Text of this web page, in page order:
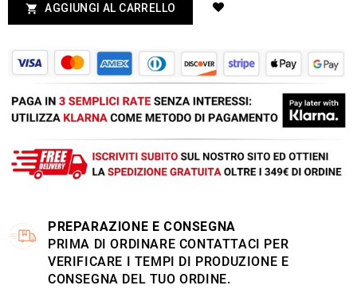
 AGGIUNGI AL CARRELLO
PREPARAZIONE E CONSEGNA
PRIMA DI ORDINARE CONTATTACI PER
VERIFICARE I TEMPI DI PRODUZIONE E
CONSEGNA DEL TUO ORDINE.